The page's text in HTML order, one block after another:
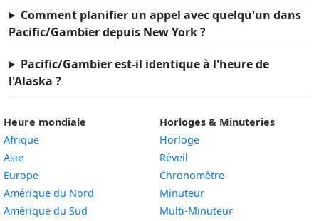
Comment planifier un appel avec quelqu'un dans
Pacific/Gambier depuis New York ?
Pacific/Gambier est-il identique à l'heure de
l'Alaska ?
Heure mondiale
Afrique
Asie
Europe
Amérique du Nord
Amérique du Sud
Horloges & Minuteries
Horloge
Réveil
Chronomètre
Minuteur
Multi-Minuteur